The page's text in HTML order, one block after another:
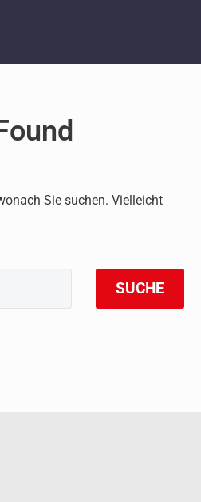
Sie suchen. Vielleicht
SUCHE